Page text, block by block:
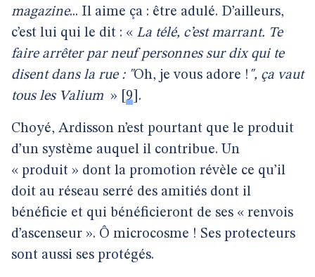
magazine... Il aime ça : être adulé. D’ailleurs,
c’est lui qui le dit : « La télé, c’est marrant. Te
faire arrêter par neuf personnes sur dix qui te
disent dans la rue : "Oh, je vous adore ! ", ça vaut
tous les Valium » 9 .
Choyé, Ardisson n’est pourtant que le produit
d’un système auquel il contribue. Un
« produit » dont la promotion révèle ce qu’il
doit au réseau serré des amitiés dont il
bénéficie et qui bénéficieront de ses « renvois
d’ascenseur ». Ô microcosme ! Ses protecteurs
sont aussi ses protégés.